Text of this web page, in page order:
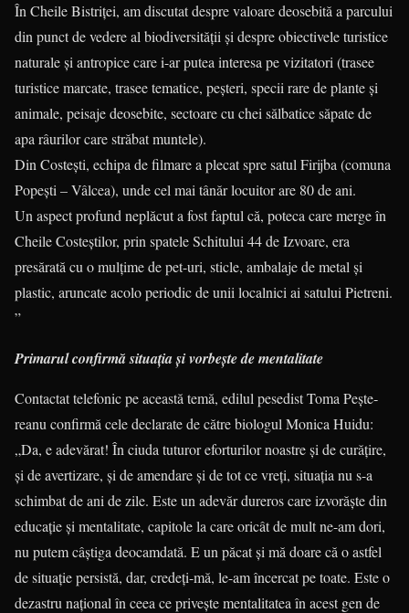
În Cheile Bistriței, am discutat despre va­loare deosebită a parcului
din punct de vedere al biodiversității și despre obiectivele turistice
na­turale și antropice care i-ar putea interesa pe vizi­tatori (trasee
turistice marcate, trasee te­ma­tice, peșteri, specii rare de plante și
animale, peisaje deose­bite, sectoare cu chei sălbatice săpate de
apa râurilor care străbat muntele).
Din Costești, echipa de filmare a plecat spre satul Firijba (comuna
Popești – Vâlcea), unde cel mai tânăr locuitor are 80 de ani.
Un aspect profund neplăcut a fost faptul că, poteca care merge în
Cheile Costeștilor, prin spatele Schitului 44 de Izvoare, era
presărată cu o mulțime de pet-uri, sticle, ambalaje de metal și
plastic, aruncate acolo periodic de unii localnici ai satului Pietreni.
”
Primarul confirmă situația și vorbește de mentalitate
Contactat telefonic pe această temă, edilul pesedist Toma Pește­
rea­nu confirmă cele de­cla­rate de către biologul Monica Huidu:
„Da, e ade­vărat! În ciuda tuturor eforturilor noastre și de curățire,
și de aver­ti­zare, și de amendare și de tot ce vreți, situația nu s-a
schimbat de ani de zile. Este un adevăr dureros care izvorăște din
educație și men­talitate, capitole la care oricât de mult ne-am dori,
nu putem câștiga deo­camdată. E un păcat și mă doare că o astfel
de situație per­sis­tă, dar, credeți-mă, le-am în­cer­cat pe toate. Este o
dezastru național în ceea ce privește mentalitatea în acest gen de